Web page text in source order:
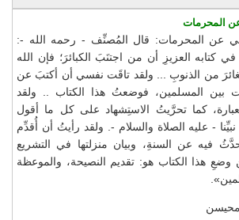
المحرمات
عن المحرمات: قال المُصنِّف - رحمه الله -:
كتابه العزيزِ أن من اجتنَبَ الكبائرَ؛ فإن الله
من الذنوبِ ... ولقد تاقَت نفسي أن أكتبَ عن
بين المسلمين، فوضعتُ هذا الكتاب .. ولقد
كما تحرَّيتُ الاستِشهاد على كل ما أقول
- عليه الصلاة والسلام -. ولقد رأيتُ أن أُقدِّم
فيه عن السنةِ، وبيان منزلتها في التشريع
هذا الكتاب هو: تقديم النصيحة، والموعظة